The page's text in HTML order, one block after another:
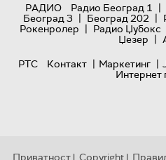
РАДИО
Радио Београд 1 |
Београд 3 | Београд 202 |
Рокенролер | Радио Џубокс
Џезер |
РТС
Контакт | Маркетинг |
Интернет